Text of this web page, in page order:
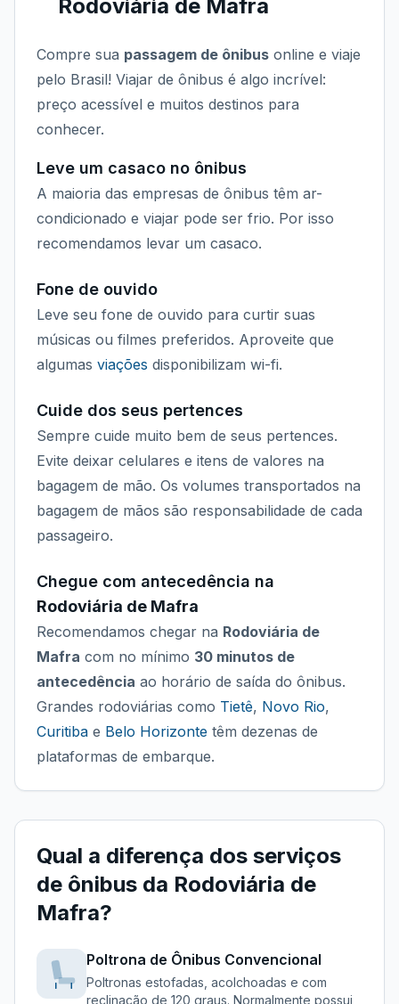
Rodoviária de Mafra
Compre sua passagem de ônibus online e viaje
pelo Brasil! Viajar de ônibus é algo incrível:
preço acessível e muitos destinos para
conhecer.
Leve um casaco no ônibus
A maioria das empresas de ônibus têm ar-
condicionado e viajar pode ser frio. Por isso
recomendamos levar um casaco.
Fone de ouvido
Leve seu fone de ouvido para curtir suas
músicas ou filmes preferidos. Aproveite que
algumas viações disponibilizam wi-fi.
Cuide dos seus pertences
Sempre cuide muito bem de seus pertences.
Evite deixar celulares e itens de valores na
bagagem de mão. Os volumes transportados na
bagagem de mãos são responsabilidade de cada
passageiro.
Chegue com antecedência na
Rodoviária de Mafra
Recomendamos chegar na Rodoviária de
Mafra com no mínimo 30 minutos de
antecedência ao horário de saída do ônibus.
Grandes rodoviárias como Tietê, Novo Rio,
Curitiba e Belo Horizonte têm dezenas de
plataformas de embarque.
Qual a diferença dos serviços
de ônibus da Rodoviária de
Mafra?
Poltrona de Ônibus Convencional
Poltronas estofadas, acolchoadas e com
reclinação de 120 graus. Normalmente possui